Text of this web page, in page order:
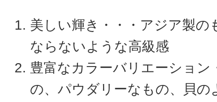
美しい輝き・・・アジア製の
ならないような高級感
豊富なカラーバリエーション
の、パウダリーなもの、貝の